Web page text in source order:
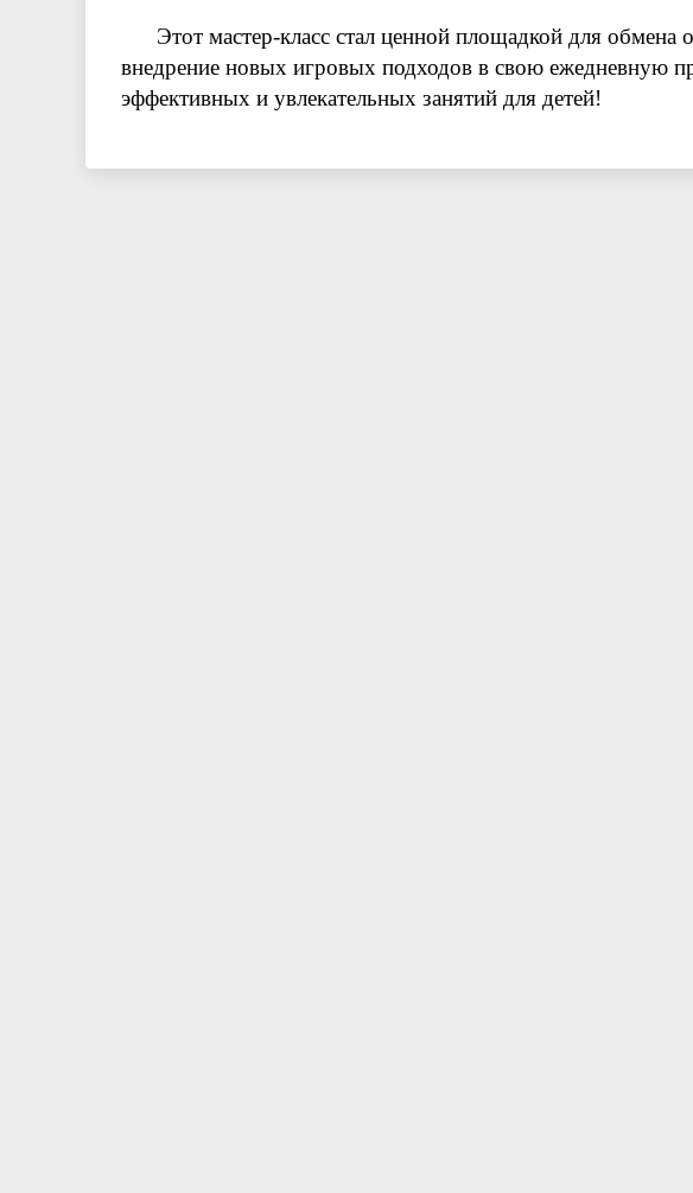
Этот мастер-класс стал ценной площадкой для обмена
внедрение новых игровых подходов в свою ежедневную
эффективных и увлекательных занятий для детей!